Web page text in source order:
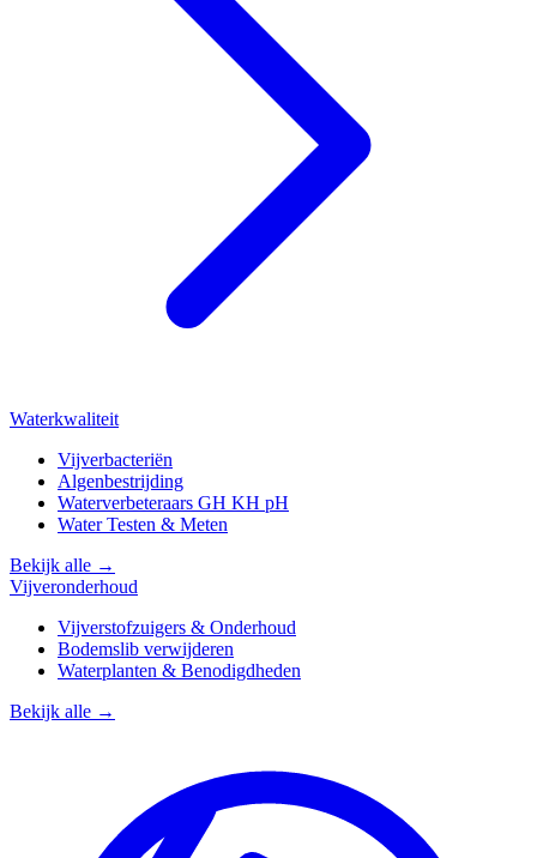
Waterkwaliteit
Vijverbacteriën
Algenbestrijding
Waterverbeteraars GH KH pH
Water Testen & Meten
Bekijk alle →
Vijveronderhoud
Vijverstofzuigers & Onderhoud
Bodemslib verwijderen
Waterplanten & Benodigdheden
Bekijk alle →